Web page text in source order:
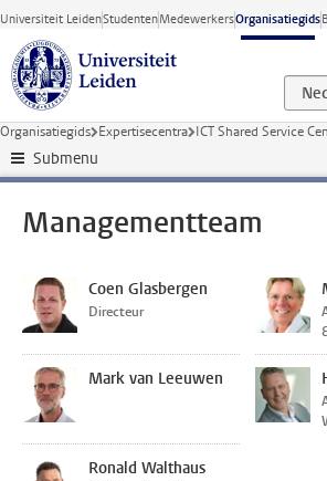
Ga direct naar de inhoud
Universiteit LeidenStudentenMedewerkersOrganisatiegids
Organisatiegids Expertisecentra ICT Shared Service
Submenu
Managementteam
Coen Glasbergen
Directeur
Mark van Leeuwen
Ronald Walthaus